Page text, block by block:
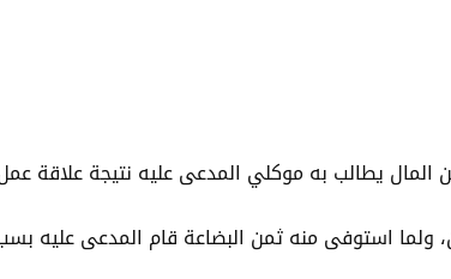
يطالب به موكلي المدعى عليه نتيجة علاقة عمل
ولما استوفى منه ثمن البضاعة قام المدعى